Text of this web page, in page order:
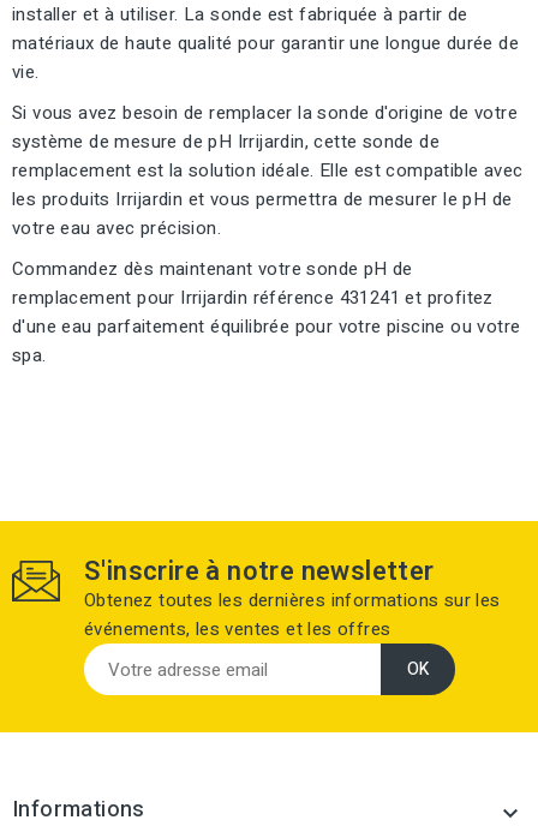
installer et à utiliser. La sonde est fabriquée à partir de
matériaux de haute qualité pour garantir une longue durée de
vie.
Si vous avez besoin de remplacer la sonde d'origine de votre
système de mesure de pH Irrijardin, cette sonde de
remplacement est la solution idéale. Elle est compatible avec
les produits Irrijardin et vous permettra de mesurer le pH de
votre eau avec précision.
Commandez dès maintenant votre sonde pH de
remplacement pour Irrijardin référence 431241 et profitez
d'une eau parfaitement équilibrée pour votre piscine ou votre
spa.
S'inscrire à notre newsletter
Obtenez toutes les dernières informations sur les
événements, les ventes et les offres
Informations 